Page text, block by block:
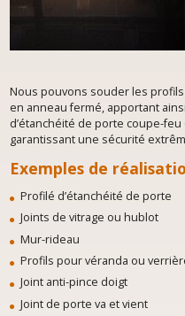
Nous pouvons souder les
en anneau fermé, apportant
d’étanchéité de porte coupe-
garantissant une sécurité
Exemples de
Profilé d’étanchéité de porte
Joints de vitrage ou hublot
Mur-rideau
Profils pour véranda ou
Joint anti-pince doigt
Joint de porte va et vient